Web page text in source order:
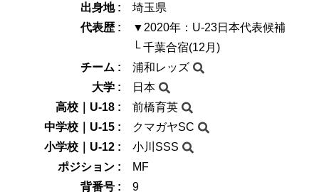
出身地 :
埼玉県
代表歴 :
▼2020年：U-23日本代表候補
└ 千葉合宿(12月)
チーム :
浦和レッズ
大学 :
日本
高校｜U-18 :
前橋育英
中学校｜U-15 :
クマガヤSC
小学校｜U-12 :
小川SSS
ポジション :
MF
背番号 :
9